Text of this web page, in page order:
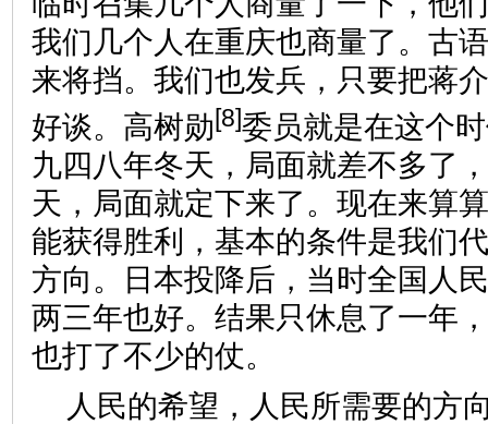
我们几个人在重庆也商量了。古
来将挡。我们也发兵，只要把蒋
好谈。高树勋[8]委员就是在这个
九四八年冬天，局面就差不多了
天，局面就定下来了。现在来算
能获得胜利，基本的条件是我们
方向。日本投降后，当时全国人
两三年也好。结果只休息了一年
也打了不少的仗。
人民的希望，人民所需要的方